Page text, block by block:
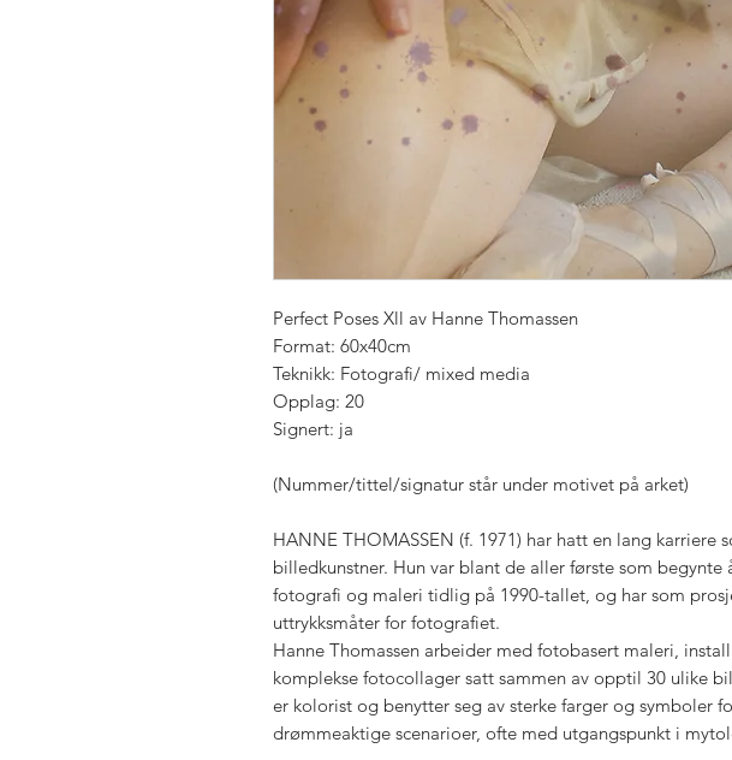
Perfect Poses Xll av Hanne Thomassen
Format: 60x40cm
Teknikk: Fotografi/ mixed media
Opplag: 20
Signert: ja
(Nummer/tittel/signatur står under motivet på arket)
HANNE THOMASSEN (f. 1971) har hatt en lang karriere
billedkunstner. Hun var blant de aller første som begynte
fotografi og maleri tidlig på 1990-tallet, og har som
uttrykksmåter for fotografiet.
Hanne Thomassen arbeider med fotobasert maleri,
komplekse fotocollager satt sammen av opptil 30 ulike
er kolorist og benytter seg av sterke farger og symboler
drømmeaktige scenarioer, ofte med utgangspunkt i